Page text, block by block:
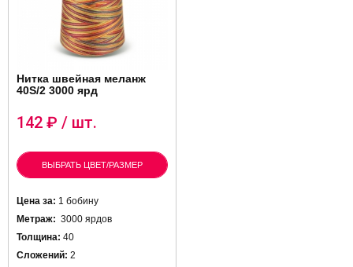
Нитка швейная меланж
40S/2 3000 ярд
142 ₽ / шт.
ВЫБРАТЬ ЦВЕТ/РАЗМЕР
Цена за: 1 бобину
Метраж: 3000 ярдов
Толщина: 40
Сложений: 2